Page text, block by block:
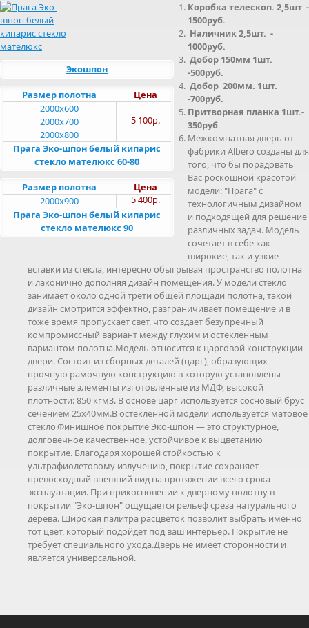
Экошпон
Цена
Размер полотна
5 100р.
2000x600
2000x700
2000x800
Прага Эко-шпон белый кипарис
стекло мателюкс 60-80
Цена
Размер полотна
5 400р.
2000x900
Прага Эко-шпон белый кипарис
стекло мателюкс 90
Коробка телескоп. 2,5шт -
1500руб.
Наличник 2,5шт. -
1000руб.
Добор 150мм 1шт.
-500руб.
Добор 200мм. 1шт.
-700руб.
Притворная планка 1шт.-
350руб
Межкомнатная дверь от
фабрики Albero созданы для
того, что бы порадовать
Вас роскошной красотой
модели: "Прага" с
технологичным дизайном
и подходящей для решение
различных задач. Модель
сочетает в себе как
широкие, так и узкие
вставки из стекла, интересно обыгрывая пространство полотна
и лаконично дополняя дизайн помещения. У модели стекло
занимает около одной трети общей площади полотна, такой
дизайн смотрится эффектно, разграничивает помещение и в
тоже время пропускает свет, что создает безупречный
компромиссный вариант между глухим и остекленным
вариантом полотна.Модель относится к царговой конструкции
двери. Состоит из сборных деталей (царг), образующих
прочную рамочную конструкцию в которую установлены
различные элементы изготовленные из МДФ, высокой
плотности: 850 кгм3. В основе царг используется сосновый брус
сечением 25х40мм.В остекленной модели используется матовое
стекло.Финишное покрытие Эко-шпон — это структурное,
долговечное качественное, устойчивое к выцветанию
покрытие. Благодаря хорошей стойкостью к
ультрафиолетовому излучению, покрытие сохраняет
превосходный внешний вид на протяжении всего срока
эксплуатации. При прикосновении к дверному полотну в
покрытии "Эко-шпон" ощущается рельеф среза натурального
дерева. Широкая палитра расцветок позволит выбрать именно
тот цвет, который подойдет под ваш интерьер. Покрытие не
требует специального ухода.Дверь не имеет сторонности и
является универсальной.